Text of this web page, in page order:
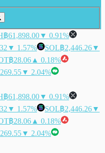
฿61,898.00▼ 0.91%
▼ 1.57% SOL฿2,446.26▼
฿28.06 ▲ 0.18%
▼ 2.04%
฿61,898.00▼ 0.91%
▼ 1.57% SOL฿2,446.26▼
฿28.06 ▲ 0.18%
▼ 2.04%